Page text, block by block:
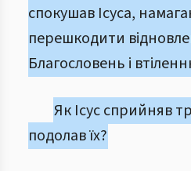
спокушав Ісуса,
перешкодити
Благословень і
Як Ісус сприйняв
подолав їх?